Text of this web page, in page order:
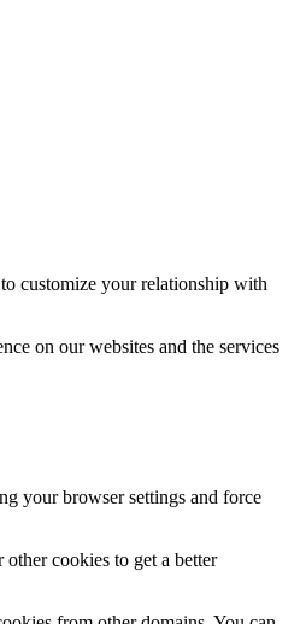
customize your relationship with
on our websites and the services
your browser settings and force
cookies to get a better